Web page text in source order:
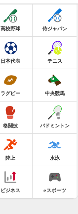
高校野球 侍ジャパン
日本代表 テニス
ラグビー 中央競馬
格闘技 バドミントン
陸上 水泳
ビジネス eスポーツ